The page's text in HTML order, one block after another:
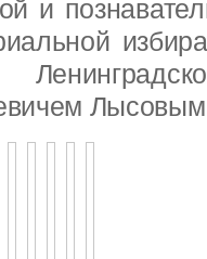
и
Лысовым